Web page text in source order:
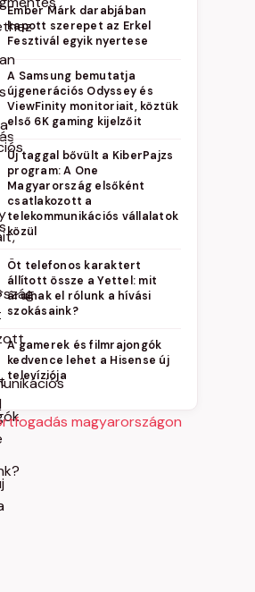
Ember Márk darabjában
kapott szerepet az Erkel
Fesztivál egyik nyertese
A Samsung bemutatja
újgenerációs Odyssey és
ViewFinity monitoriait, köztük
első 6K gaming kijelzőit
Új taggal bővült a KiberPajzs
program: A One
Magyarország elsőként
csatlakozott a
telekommunikációs vállalatok
közül
Öt telefonos karaktert
állított össze a Yettel: mit
árulnak el rólunk a hívási
szokásaink?
A gamerek és filmrajongók
kedvence lehet a Hisense új
televíziója